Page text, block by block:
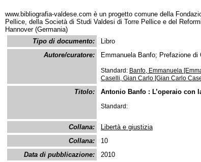
www.bibliografia-valdese.com è un progetto comune della
Pellice, della Società di Studi Valdesi di Torre Pellice e del
Hannover (Germania)
Tipo di documento:
Libro
Autore/curatore:
Emmanuela Banfo; Prefazione
Standard: Banfo, Emmanuela
Caselli, Gian Carlo [Gian Carlo
Titolo: Antonio Banfo : L’operaio con
Standard:
Collana:
Libertà e giustizia
Collana:
10
Data di pubblicazione:
2010